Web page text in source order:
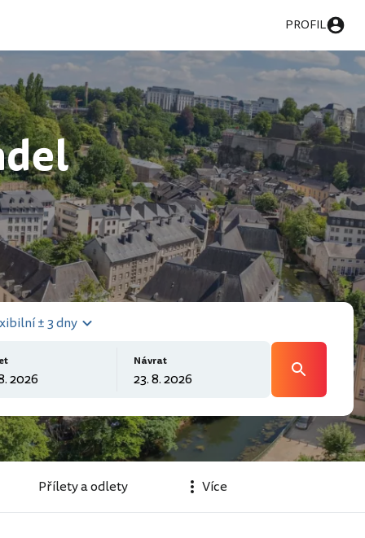
PROFIL
± 3 dny
Návrat
Přílety a odlety Více